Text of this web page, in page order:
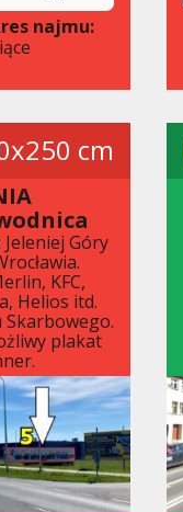
najmu:
cm
Jeleniej Góry
KFC,
Helios itd.
Skarbowego.
plakat